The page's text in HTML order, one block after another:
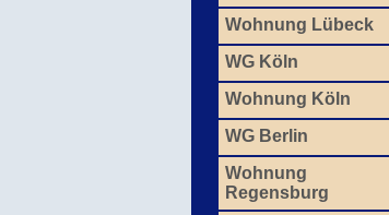
Wohnung Lübeck
WG Köln
Wohnung Köln
WG Berlin
Wohnung
Regensburg